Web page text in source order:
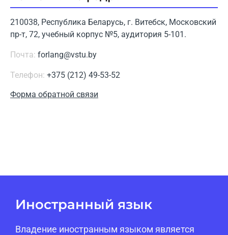
210038, Республика Беларусь, г. Витебск, Московский
пр-т, 72, учебный корпус №5, аудитория 5-101.
Почта: forlang@vstu.by
Телефон: +375 (212) 49-53-52
Форма обратной связи
Иностранный язык
Владение иностранным языком является